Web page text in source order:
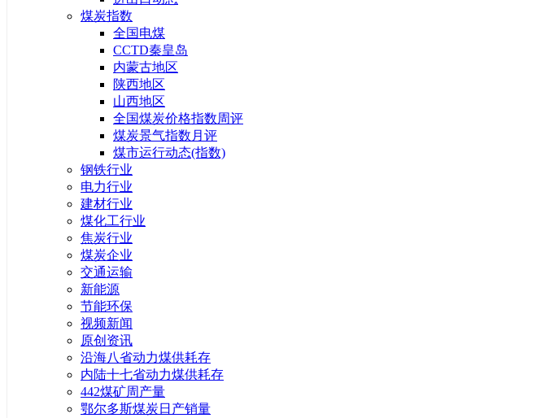
煤炭指数
全国电煤
CCTD秦皇岛
内蒙古地区
陕西地区
山西地区
全国煤炭价格指数周评
煤炭景气指数月评
煤市运行动态(指数)
钢铁行业
电力行业
建材行业
煤化工行业
焦炭行业
煤炭企业
交通运输
新能源
节能环保
视频新闻
原创资讯
沿海八省动力煤供耗存
内陆十七省动力煤供耗存
442煤矿周产量
鄂尔多斯煤炭日产销量